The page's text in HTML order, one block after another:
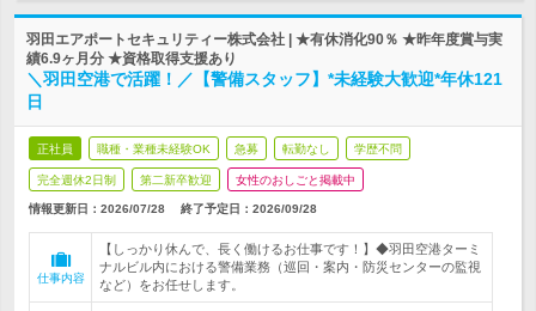
羽田エアポートセキュリティー株式会社 | ★有休消化90％ ★昨年度賞与実
績6.9ヶ月分 ★資格取得支援あり
＼羽田空港で活躍！／【警備スタッフ】*未経験大歓迎*年休121
日
正社員 職種・業種未経験OK 急募 転勤なし 学歴不問
完全週休2日制 第二新卒歓迎 女性のおしごと掲載中
情報更新日：2026/07/28 終了予定日： 2026/09/28
仕事内容
【しっかり休んで、長く働けるお仕事です！】◆羽田空港ターミ
ナルビル内における警備業務（巡回・案内・防災センターの監視
など）をお任せします。